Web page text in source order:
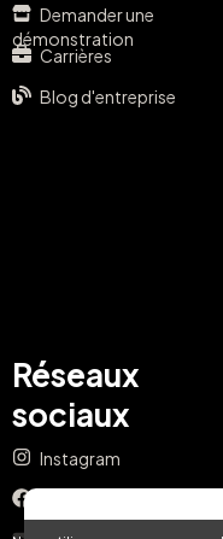
Demander une
démonstration
Carrières
Blog d'entreprise
Réseaux
sociaux
Instagram